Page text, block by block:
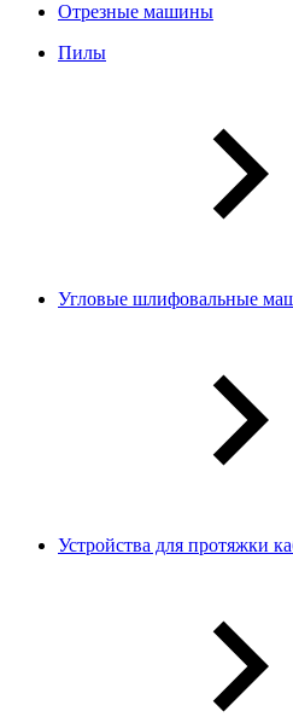
Отрезные машины
Пилы
Угловые шлифовальные
Устройства для протяжки